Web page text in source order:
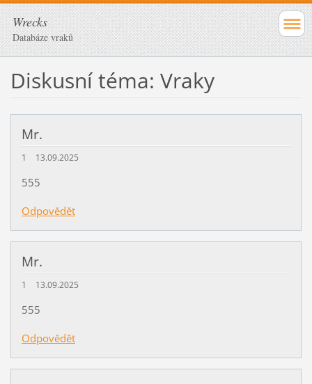
Wrecks
Databáze vraků
Diskusní téma: Vraky
Mr.
1 13.09.2025
555
Odpovědět
Mr.
1 13.09.2025
555
Odpovědět